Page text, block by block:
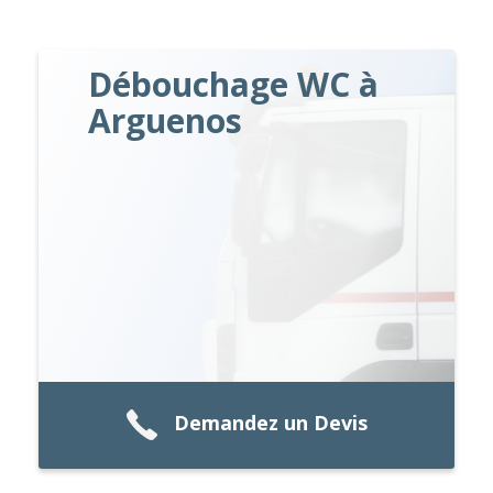
Débouchage WC à
Arguenos
Demandez un Devis